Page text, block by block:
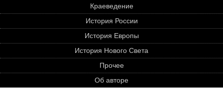
Краеведение
История России
История Европы
История Нового Света
Прочее
Об авторе